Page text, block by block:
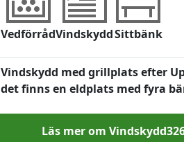
VedförrådVindskyddSittbänk
Vindskydd med grillplats efter
det finns en eldplats med fyra
Läs mer om